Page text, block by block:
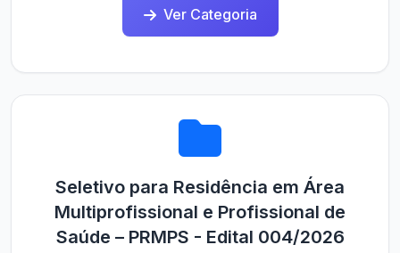
Ver Categoria
Seletivo para Residência em Área
Multiprofissional e Profissional de
Saúde – PRMPS - Edital 004/2026